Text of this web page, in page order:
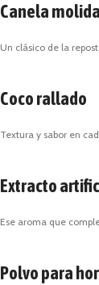
Canela molida
Un clásico de la
Coco rallado
Textura y sabor en
Extracto
Ese aroma que
Polvo para